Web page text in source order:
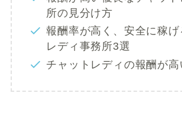
所の見分け方
報酬率が高く、安全に稼げ
レディ事務所3選
チャットレディの報酬が高